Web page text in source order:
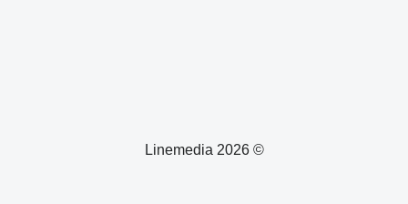
© 2026 Linemedia